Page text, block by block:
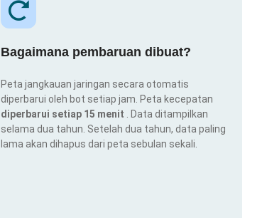
Bagaimana pembaruan dibuat?
Peta jangkauan jaringan secara otomatis
diperbarui oleh bot setiap jam. Peta kecepatan
diperbarui setiap 15 menit
. Data ditampilkan
selama dua tahun. Setelah dua tahun, data paling
lama akan dihapus dari peta sebulan sekali.